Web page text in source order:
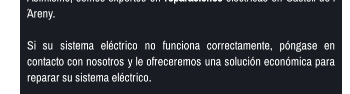
´Areny.
Si su sistema eléctrico no funciona correctamente, póngase en
contacto con nosotros y le ofreceremos una solución económica para
reparar su sistema eléctrico.